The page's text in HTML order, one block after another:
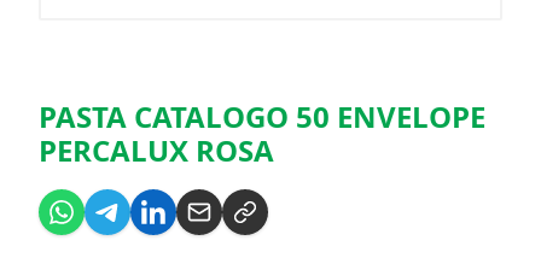
PASTA CATALOGO 50 ENVELOPE
PERCALUX ROSA